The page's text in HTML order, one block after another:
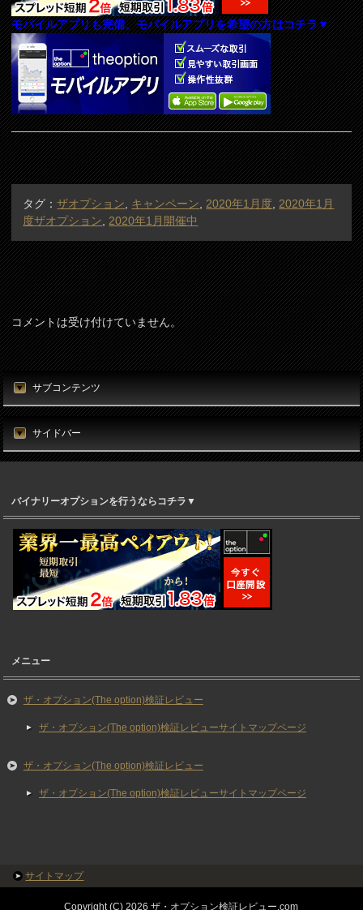
モバイルアプリも完備、モバイルアプリを希望の方はコチラ▼
タグ：ザオプション キャンペーン 2020年1月度
2020年1月
度ザオプション
2020年1月開催中
コメントは受け付けていません。
サブコンテンツ
サイドバー
バイナリーオプションを行うならコチラ▼
メニュー
ザ・オプション(The option)検証レビュー
ザ・オプション(The option)検証レビューサイトマップページ
ザ・オプション(The option)検証レビュー
ザ・オプション(The option)検証レビューサイトマップページ
サイトマップ
Copyright (C) 2026 ザ・オプション検証レビュー.com